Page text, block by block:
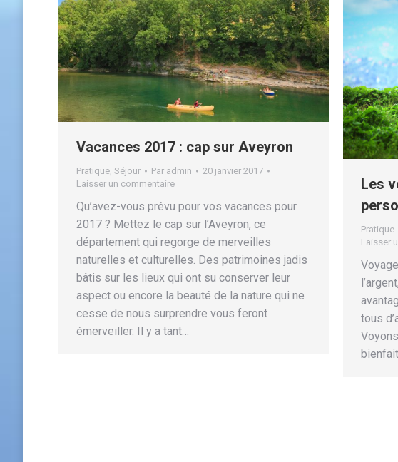
Vacances 2017 : cap sur Aveyron
Pratique, Séjour Par admin
20 janvier 2017
Laisser un commentaire
Qu’avez-vous prévu pour vos vacances pour
2017 ? Mettez le cap sur l’Aveyron, ce
département qui regorge de merveilles
naturelles et culturelles. Des patrimoines jadis
bâtis sur les lieux qui ont su conserver leur
aspect ou encore la beauté de la nature qui ne
cesse de nous surprendre vous feront
émerveiller. Il y a tant…
Les
Pratique
Laisser
tous